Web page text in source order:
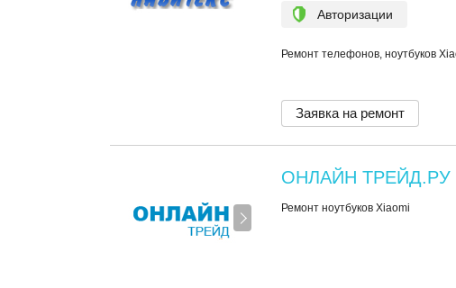
Авторизации
Ремонт телефонов, ноутбуков
Заявка на ремонт
ОНЛАЙН ТРЕЙД.РУ
Ремонт ноутбуков Xiaomi